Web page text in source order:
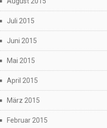
Juli 2015
Juni 2015
Mai 2015
April 2015
März 2015
Februar 2015